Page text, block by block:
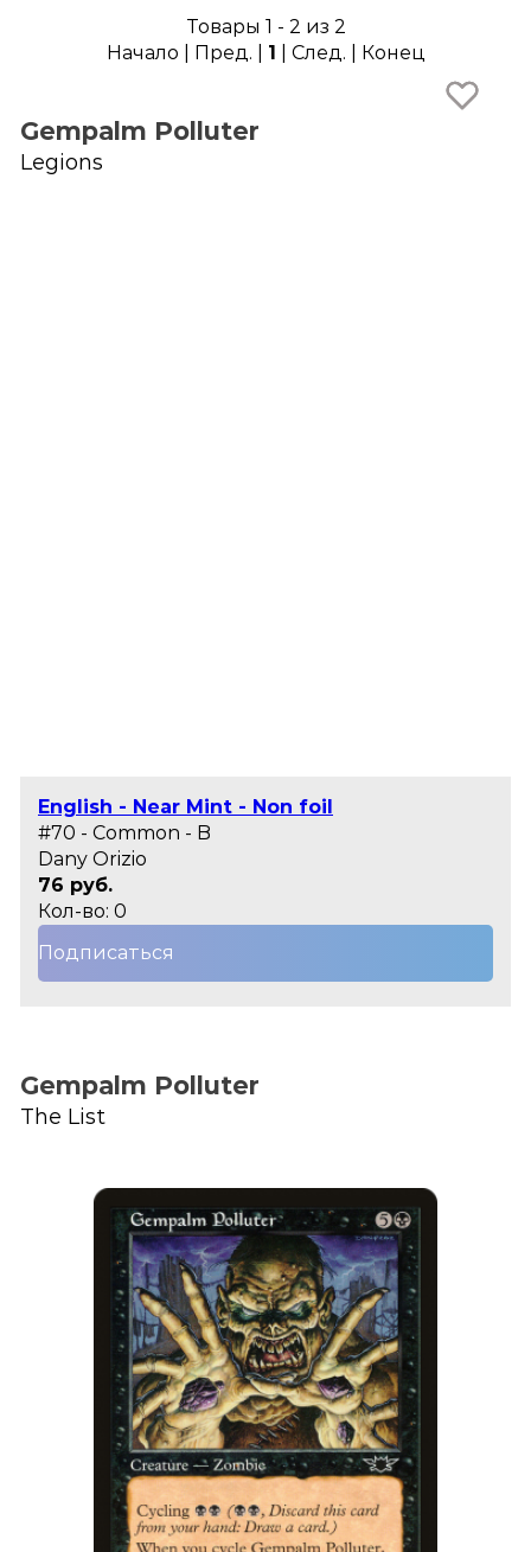
Товары 1 - 2 из 2
Начало | Пред. | 1 | След. | Конец
Gempalm Polluter
Legions
English - Near Mint - Non foil
#70 - Common - B
Dany Orizio
76 руб.
Кол-во: 0
Подписаться
Gempalm Polluter
The List